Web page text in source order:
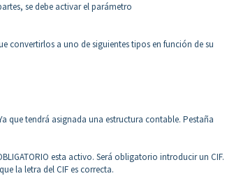
se debe activar el parámetro
convertirlos a uno de siguientes tipos en función de su
que tendrá asignada una estructura contable. Pestaña
esta activo. Será obligatorio introducir un CIF.
la letra del CIF es correcta.